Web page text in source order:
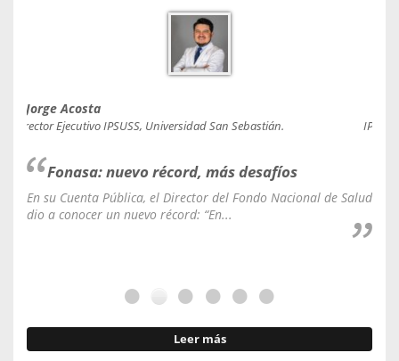
Jorge Acosta
Director Ejecutivo IPSUSS, Universidad San Sebastián.
Fonasa: nuevo récord, más desafíos
En su Cuenta Pública, el Director del Fondo Nacional de Salud
dio a conocer un nuevo récord: “En...
Leer más